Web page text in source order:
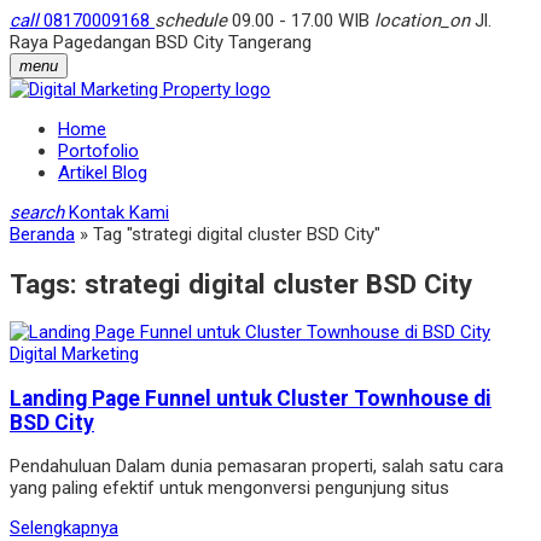
call08170009168 schedule09.00 - 17.00 WIB location_onJl.
Raya Pagedangan BSD City Tangerang
menu
Home
Portofolio
Artikel Blog
search Kontak Kami
Beranda » Tag "strategi digital cluster BSD City"
Tags: strategi digital cluster BSD City
Digital Marketing
Landing Page Funnel untuk Cluster Townhouse di
BSD City
Pendahuluan Dalam dunia pemasaran properti, salah satu cara
yang paling efektif untuk mengonversi pengunjung situs
Selengkapnya